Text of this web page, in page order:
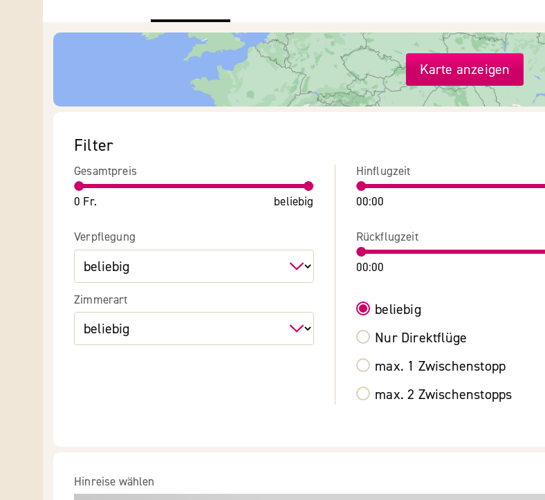
Karte anzeigen
Filter
Gesamtpreis
0 Fr. beliebig
Verpflegung
Zimmerart
Hinflugzeit
00:00
Rückflugzeit
00:00
beliebig
Nur Direktflüge
max. 1 Zwischenstopp
max. 2 Zwischenstopps
Hinreise wählen